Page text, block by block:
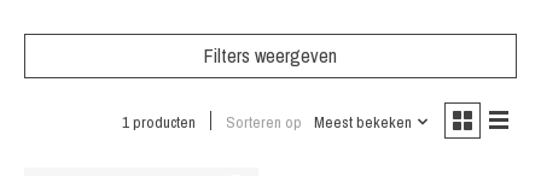
Filters weergeven
1 producten Sorteren op Meest bekeken